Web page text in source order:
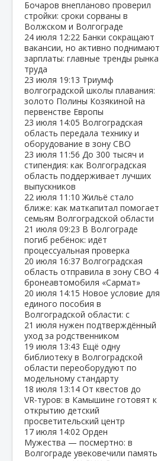
Бочаров внепланово проверил
стройки: сроки сорваны в
Волжском и Волгограде
24 июля 12:22 Банки сокращают
вакансии, но активно поднимают
зарплаты: главные тренды рынка
труда
23 июля 19:13 Триумф
волгоградской школы плавания:
золото Полины Козякиной на
первенстве Европы
23 июля 14:05 Волгоградская
область передала технику и
оборудование в зону СВО
23 июля 11:56 До 300 тысяч и
стипендия: как Волгоградская
область поддерживает лучших
выпускников
22 июля 11:10Жильё стало
ближе: как маткапитал помогает
семьям Волгоградской области
21 июля 09:23 В Волгограде
погиб ребёнок: идёт
процессуальная проверка
20 июля 16:37 Волгоградская
область отправила в зону СВО 4
бронеавтомобиля «Сармат»
20 июля 14:15 Новое условие для
единого пособия в
Волгоградской области: с
21 июля нужен подтверждённый
уход за родственником
19 июля 13:43 Ещё одну
библиотеку в Волгоградской
области переоборудуют по
модельному стандарту
18 июля 13:14 От квестов до
VR‑туров: в Камышине готовят к
открытию детский
просветительский центр
17 июля 14:02 Орден
Мужества — посмертно: в
Волгограде увековечили память